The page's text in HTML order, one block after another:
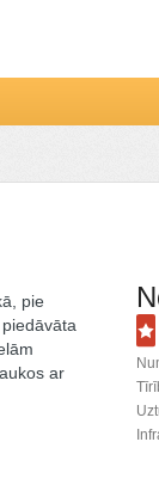
pie
ar